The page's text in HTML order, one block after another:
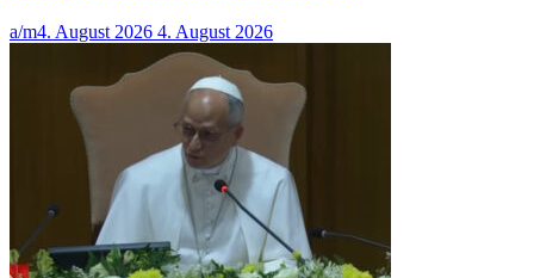
a/m4. August 2026 4. August 2026